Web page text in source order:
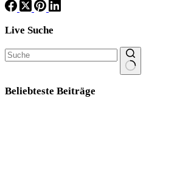
Live Suche
Ergebnisse
Beliebteste Beiträge